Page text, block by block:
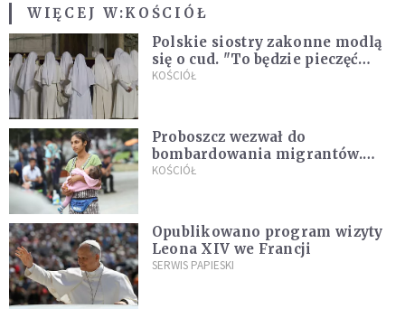
WIĘCEJ W:KOŚCIÓŁ
Polskie siostry zakonne modlą
się o cud. "To będzie pieczęć
Pana Boga dla naszej wiary"
KOŚCIÓŁ
Proboszcz wezwał do
bombardowania migrantów.
"Masowy ogień przeciwko
KOŚCIÓŁ
Opublikowano program wizyty
Leona XIV we Francji
SERWIS PAPIESKI